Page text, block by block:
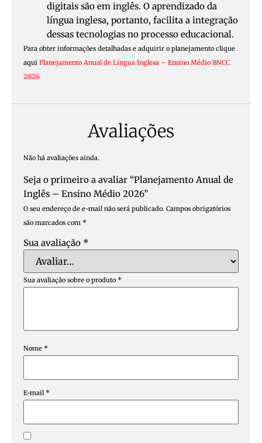
digitais são em inglês. O aprendizado da
língua inglesa, portanto, facilita a integração
dessas tecnologias no processo educacional.
Para obter informações detalhadas e adquirir o planejamento clique
aqui Planejamento Anual de Língua Inglesa – Ensino Médio BNCC
2026
Avaliações
Não há avaliações ainda.
Seja o primeiro a avaliar “Planejamento Anual de
Inglês – Ensino Médio 2026”
O seu endereço de e-mail não será publicado. Campos obrigatórios
são marcados com *
Sua avaliação *
Sua avaliação sobre o produto *
Nome *
E-mail *